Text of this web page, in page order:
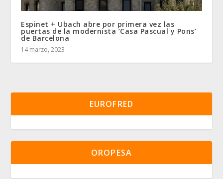
Espinet + Ubach abre por primera vez las
puertas de la modernista ‘Casa Pascual y Pons’
de Barcelona
14 marzo, 2023
EUROFRED
OROPESA